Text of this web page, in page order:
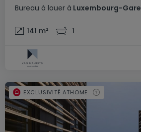
Bureau à louer à Luxembourg-Gare
141 m² 1
EXCLUSIVITÉ ATHOME